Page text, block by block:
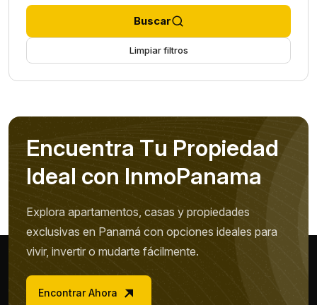
Buscar
Limpiar filtros
Encuentra Tu Propiedad
Ideal con InmoPanama
Explora apartamentos, casas y propiedades
exclusivas en Panamá con opciones ideales para
vivir, invertir o mudarte fácilmente.
Encontrar Ahora